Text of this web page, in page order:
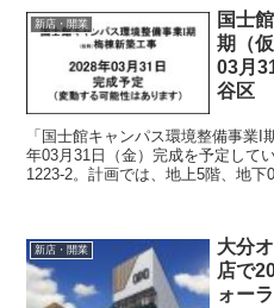
新店・開業
国士
期（
03月
谷区
「国士館キャンパス環境整備事業
年03月31日（金）完成を予定して
1223-2。計画では、地上5階、地
新店・開業
大分
店で
ォー